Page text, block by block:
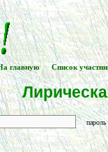
главную ] -- [ Список